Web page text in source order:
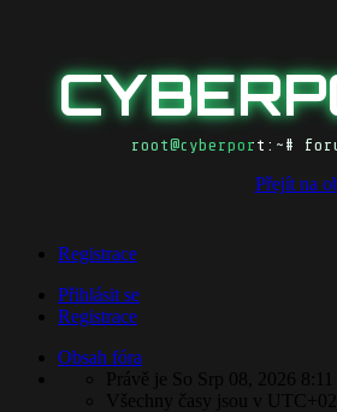
root@cyberport:~#
Přejít na
Registrace
Přihlásit se
Registrace
Obsah fóra
Právě je So Srp 08, 2026 8:11
Všechny časy jsou v